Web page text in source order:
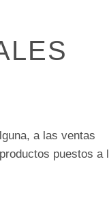
a las ventas
puestos a